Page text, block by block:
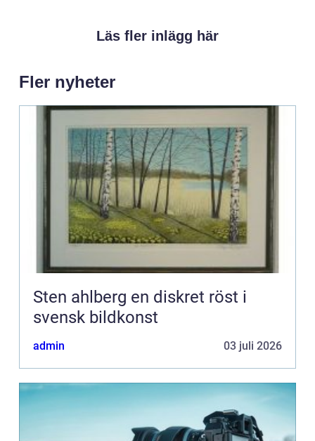
Läs fler inlägg här
Fler nyheter
Sten ahlberg en diskret röst i
svensk bildkonst
admin 03 juli 2026